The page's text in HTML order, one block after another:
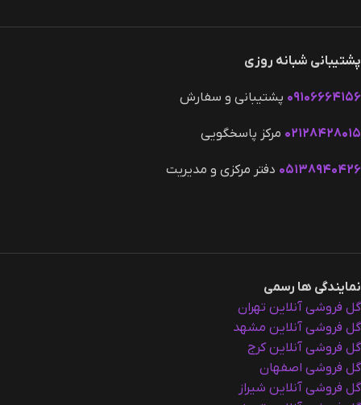
پشتیبانی شبانه روزی
۰۹۱۰۶۶۶۴۱۵۶ پشتیبانی و سفارش
۰۲۱۲۸۴۲۸۰۱۵ مرکز پاسخگویی
۰۵۱۳۸۹۴۰۴۲۶ دفتر مرکزی و مدیریت
نمایندگی ها رسمی
گل فروشی آنلاین تهران
گل فروشی آنلاین مشهد
گل فروشی آنلاین کرج
گل فروشی اصفهان
گل فروشی آنلاین شیراز